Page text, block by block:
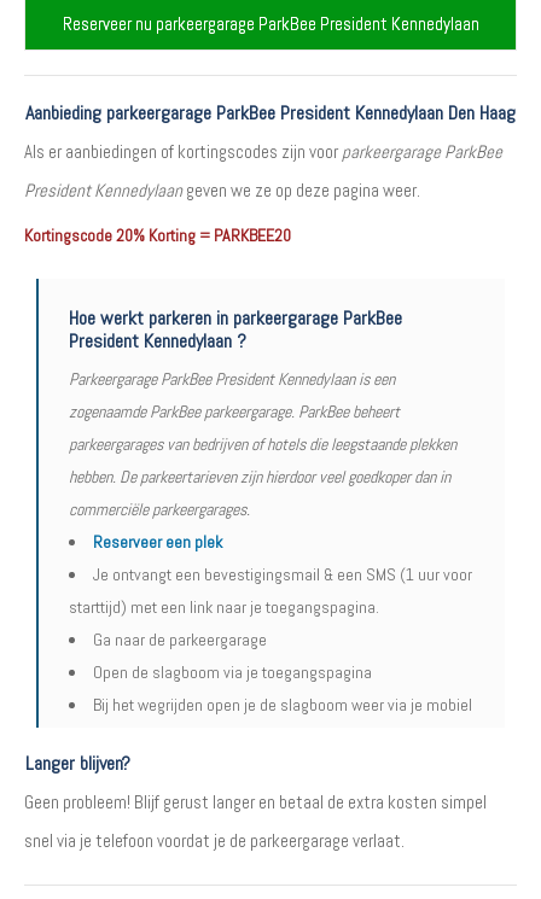
Reserveer nu parkeergarage ParkBee President Kennedylaan
Aanbieding parkeergarage ParkBee President Kennedylaan Den Haag
Als er aanbiedingen of kortingscodes zijn voor parkeergarage ParkBee
President Kennedylaangeven we ze op deze pagina weer.
Kortingscode 20% Korting = PARKBEE20
Hoe werkt parkeren in parkeergarage ParkBee
President Kennedylaan ?
Parkeergarage ParkBee President Kennedylaan is een
zogenaamde ParkBee parkeergarage. ParkBee beheert
parkeergarages van bedrijven of hotels die leegstaande plekken
hebben. De parkeertarieven zijn hierdoor veel goedkoper dan in
commerciële parkeergarages.
Reserveer een plek
Je ontvangt een bevestigingsmail & een SMS (1 uur voor
starttijd) met een link naar je toegangspagina.
Ga naar de parkeergarage
Open de slagboom via je toegangspagina
Bij het wegrijden open je de slagboom weer via je mobiel
Langer blijven?
Geen probleem! Blijf gerust langer en betaal de extra kosten simpel
snel via je telefoon voordat je de parkeergarage verlaat.